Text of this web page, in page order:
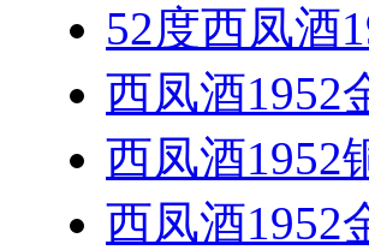
52度西凤酒
西凤酒1952
西凤酒1952
西凤酒1952